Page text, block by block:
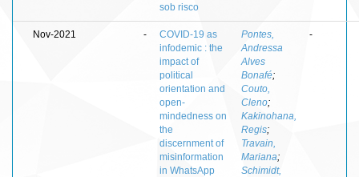
sob risco
Nov-2021 -
COVID-19 as
infodemic : the
impact of
political
orientation and
open-
mindedness on
the
discernment of
misinformation
in WhatsApp
Pontes,
Andressa
Alves
Bonafé;
Couto,
Cleno;
Kakinohana,
Regis;
Travain,
Mariana;
Schimidt,
-